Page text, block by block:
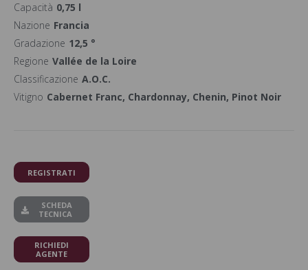
Capacità 0,75 l
Nazione Francia
Gradazione 12,5 °
Regione Vallée de la Loire
Classificazione A.O.C.
Vitigno Cabernet Franc, Chardonnay, Chenin, Pinot Noir
REGISTRATI
SCHEDA
TECNICA
RICHIEDI
AGENTE